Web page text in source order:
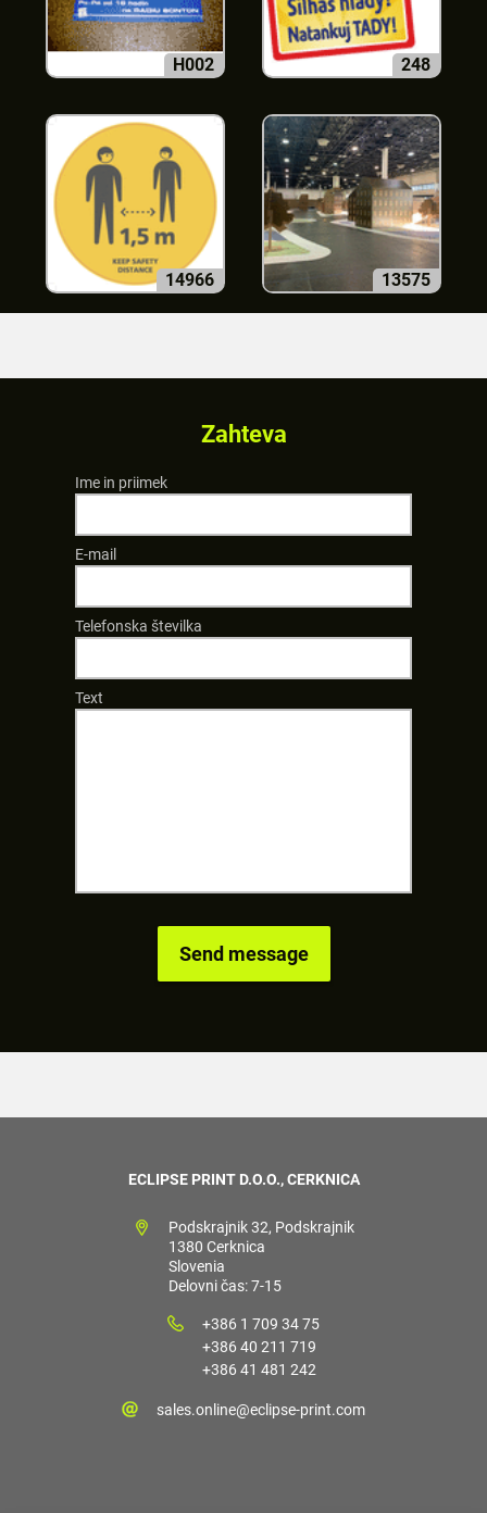
H002 248
14966 13575
Zahteva
Ime in priimek
E-mail
Telefonska številka
Text
ECLIPSE PRINT D.O.O., CERKNICA
Podskrajnik 32, Podskrajnik
1380 Cerknica
Slovenia
Delovni čas: 7-15
+386 1 709 34 75
+386 40 211 719
+386 41 481 242
sales.online@eclipse-print.com